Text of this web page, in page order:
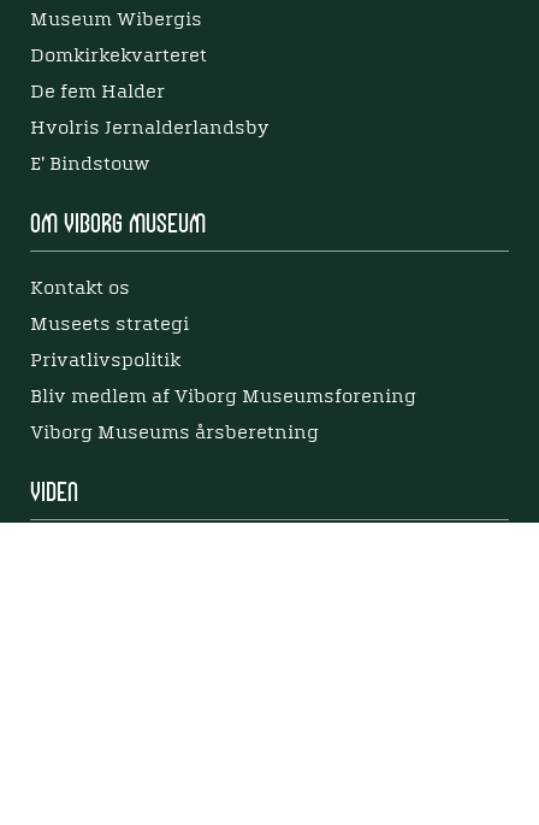
Museum Wibergis
Domkirkekvarteret
De fem Halder
Hvolris Jernalderlandsby
E' Bindstouw
Om Viborg Museum
Kontakt os
Museets strategi
Privatlivspolitik
Bliv medlem af Viborg Museumsforening
Viborg Museums årsberetning
Viden